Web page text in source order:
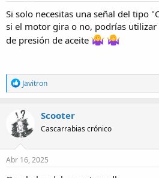
Si solo necesitas una señal del tipo
si el motor gira o no, podrías
de presión de aceite
R
e
a
c
t
i
o
n
s
Javitron
Scooter
Cascarrabias crónico
Abr 16, 2025